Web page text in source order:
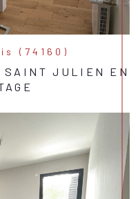
(74160)
SAINT JULIEN EN